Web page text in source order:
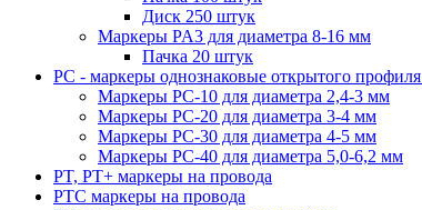
Диск 250 штук
Маркеры PA3 для диаметра 8-16 мм
Пачка 20 штук
PC - маркеры однознаковые открытого профиля
Маркеры PC-10 для диаметра 2,4-3 мм
Маркеры PC-20 для диаметра 3-4 мм
Маркеры PC-30 для диаметра 4-5 мм
Маркеры PC-40 для диаметра 5,0-6,2 мм
PT, PT+ маркеры на провода
PTC маркеры на провода